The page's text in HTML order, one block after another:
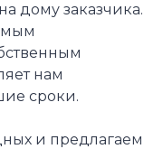
дому заказчика.
нам
сроки.
и предлагаем